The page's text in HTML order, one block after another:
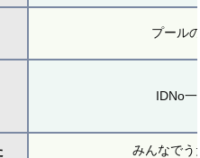
プール
IDNo一
みんなでう